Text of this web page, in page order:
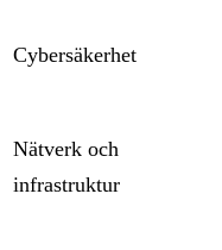
Cybersäkerhet
Nätverk och
infrastruktur